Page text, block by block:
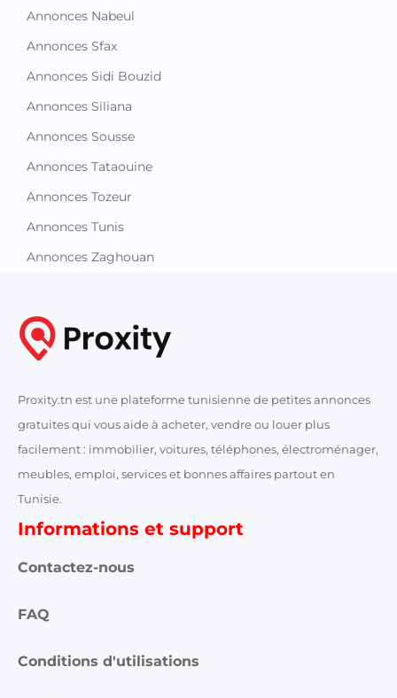
Annonces Nabeul
Annonces Sfax
Annonces Sidi Bouzid
Annonces Siliana
Annonces Sousse
Annonces Tataouine
Annonces Tozeur
Annonces Tunis
Annonces Zaghouan
Proxity.tn est une plateforme tunisienne de petites annonces
gratuites qui vous aide à acheter, vendre ou louer plus
facilement : immobilier, voitures, téléphones, électroménager,
meubles, emploi, services et bonnes affaires partout en
Tunisie.
Informations et support
Contactez-nous
FAQ
Conditions d'utilisations